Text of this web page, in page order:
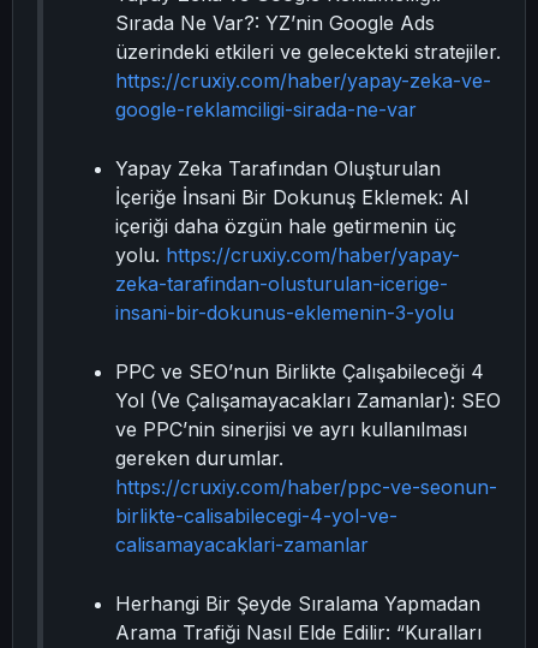
Sırada Ne Var?: YZ’nin Google Ads
üzerindeki etkileri ve gelecekteki stratejiler.
https://cruxiy.com/haber/yapay-zeka-ve-
google-reklamciligi-sirada-ne-var
Yapay Zeka Tarafından Oluşturulan
İçeriğe İnsani Bir Dokunuş Eklemek: AI
içeriği daha özgün hale getirmenin üç
yolu. https://cruxiy.com/haber/yapay-
zeka-tarafindan-olusturulan-icerige-
insani-bir-dokunus-eklemenin-3-yolu
PPC ve SEO’nun Birlikte Çalışabileceği 4
Yol (Ve Çalışamayacakları Zamanlar): SEO
ve PPC’nin sinerjisi ve ayrı kullanılması
gereken durumlar.
https://cruxiy.com/haber/ppc-ve-seonun-
birlikte-calisabilecegi-4-yol-ve-
calisamayacaklari-zamanlar
Herhangi Bir Şeyde Sıralama Yapmadan
Arama Trafiği Nasıl Elde Edilir: “Kuralları